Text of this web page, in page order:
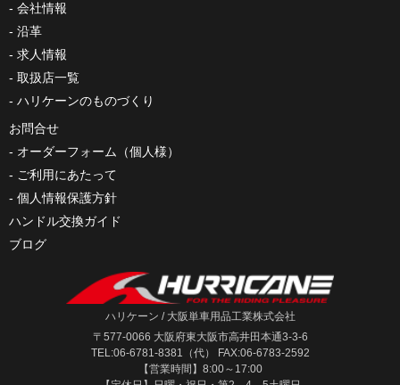
会社情報
沿革
求人情報
取扱店一覧
ハリケーンのものづくり
お問合せ
オーダーフォーム（個人様）
ご利用にあたって
個人情報保護方針
ハンドル交換ガイド
ブログ
ハリケーン / 大阪単車用品工業株式会社
〒577-0066 大阪府東大阪市高井田本通3-3-6
TEL:06-6781-8381（代） FAX:06-6783-2592
【営業時間】8:00～17:00